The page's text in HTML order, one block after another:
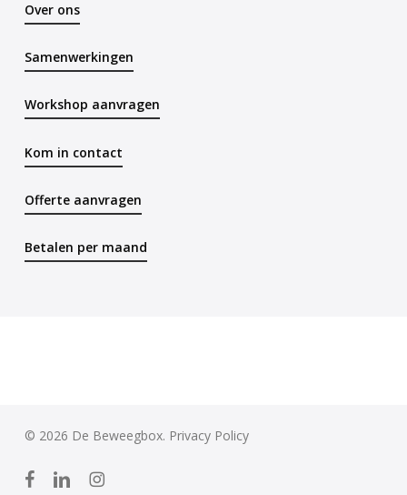
Over ons
Samenwerkingen
Workshop aanvragen
Kom in contact
Offerte aanvragen
Betalen per maand
© 2026 De Beweegbox. Privacy Policy
facebooklinkedininstagram